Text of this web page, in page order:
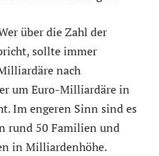
über die Zahl der
sollte immer
nach
um Euro-Milliardäre in
Im engeren Sinn sind es
rund 50 Familien und
in Milliardenhöhe.